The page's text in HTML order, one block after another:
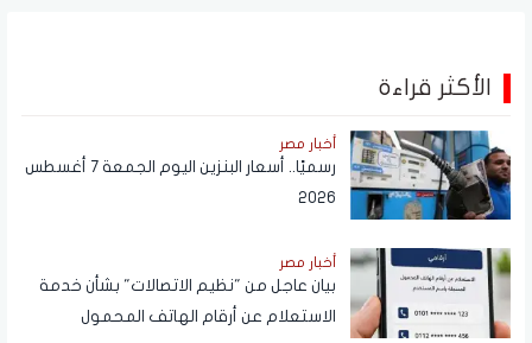
الأكثر قراءة
أخبار مصر
رسميًا.. أسعار البنزين اليوم الجمعة 7 أغسطس
2026
أخبار مصر
بيان عاجل من "نظيم الاتصالات" بشأن خدمة
الاستعلام عن أرقام الهاتف المحمول